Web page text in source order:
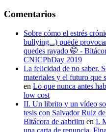
Comentarios
Sobre cómo el estrés
bullying...) puede
quedes rayado 🤭 -
CNICPhDay 2019
La felicidad de no saber.
materiales y el futuro que
en Lo que nunca antes
low cost
II. Un librito y un vídeo
tesis con Salvador Ruiz
Bitácora de aabrilru en I.
una carta de renuncia.